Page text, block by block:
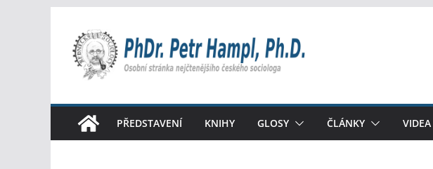
obsah
PŘEDSTAVENÍ KNIHY GLOSY ČLÁNKY VIDEA